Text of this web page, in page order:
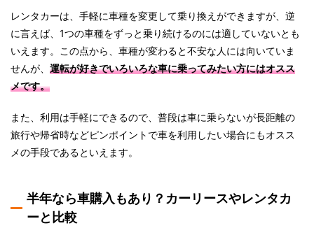
レンタカーは、手軽に車種を変更して乗り換えができますが、逆
に言えば、1つの車種をずっと乗り続けるのには適していないとも
いえます。この点から、車種が変わると不安な人には向いていま
せんが、 運転が好きでいろいろな車に乗ってみたい方にはオスス
メです。
また、利用は手軽にできるので、普段は車に乗らないが長距離の
旅行や帰省時などピンポイントで車を利用したい場合にもオスス
メの手段であるといえます。
半年なら車購入もあり？カーリースやレンタカ
ーと比較